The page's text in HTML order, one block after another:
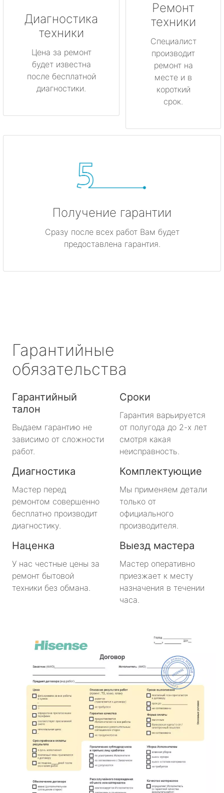
Диагностика
техники
Цена за ремонт
будет известна
после бесплатной
диагностики.
Ремонт
техники
Специалист
производит
ремонт на
месте и в
короткий
срок.
Получение гарантии
Сразу после всех работ Вам будет
предоставлена гарантия.
Гарантийные
обязательства
Гарантийный
талон
Выдаем гарантию не
зависимо от сложности
работ.
Сроки
Гарантия варьируется
от полугода до 2-х лет
смотря какая
неисправность.
Диагностика
Мастер перед
ремонтом совершенно
бесплатно производит
диагностику.
Комплектующие
Мы применяем детали
только от
официального
производителя.
Наценка
У нас честные цены за
ремонт бытовой
техники без обмана.
Выезд мастера
Мастер оперативно
приезжает к месту
назначения в течении
часа.